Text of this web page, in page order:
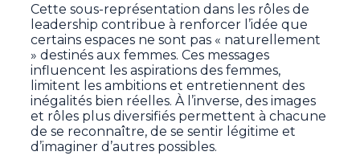
Cette sous-représentation dans les rôles de
leadership contribue à renforcer l’idée que
certains espaces ne sont pas « naturellement
» destinés aux femmes. Ces messages
influencent les aspirations des femmes,
limitent les ambitions et entretiennent des
inégalités bien réelles. À l’inverse, des images
et rôles plus diversifiés permettent à chacune
de se reconnaître, de se sentir légitime et
d’imaginer d’autres possibles.